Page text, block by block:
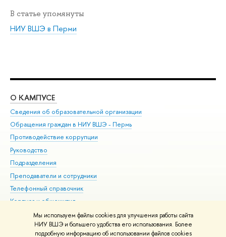
Мы используем файлы cookies для улучшения работы сайта
НИУ ВШЭ и большего удобства его использования. Более
подробную информацию об использовании файлов cookies
В статье упомянуты
НИУ ВШЭ в Перми
О КАМПУСЕ
Сведения об образовательной организации
Обращения граждан в НИУ ВШЭ - Пермь
Противодействие коррупции
Руководство
Подразделения
Преподаватели и сотрудники
Телефонный справочник
Корпуса и общежития
ВШЭ для студентов с ограниченными возможностями
здоровья и инвалидностью